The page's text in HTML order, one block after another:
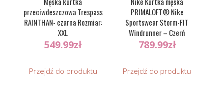
przeciwdeszczowa Trespass
RAINTHAN- czarna Rozmiar:
XXL
549.99zł
Przejdź do produktu
PRIMALOFT® Nike
Sportswear Storm-FIT
Windrunner – Czerń
789.99zł
Przejdź do produktu